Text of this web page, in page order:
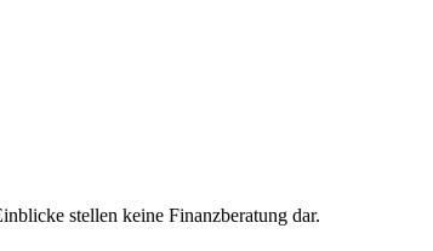
stellen keine Finanzberatung dar.